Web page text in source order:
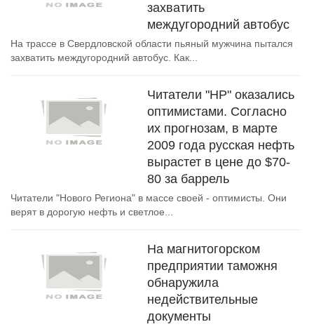
захватить
междугородний автобус
На трассе в Свердловской области пьяный мужчина пытался
захватить междугородний автобус. Как...
Читатели "НР" оказались
оптимистами. Согласно
их прогнозам, в марте
2009 года русская нефть
вырастет в цене до $70-
80 за баррель
Читатели "Нового Региона" в массе своей - оптимисты. Они
верят в дорогую нефть и светлое...
На магнитогорском
предприятии таможня
обнаружила
недействительные
документы